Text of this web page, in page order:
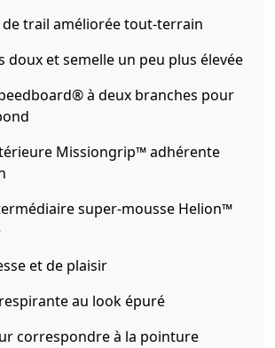
de trail améliorée tout-terrain
doux et semelle un peu plus élevée
à deux branches pour
Missiongrip™ adhérente
super-mousse Helion™
et de plaisir
au look épuré
correspondre à la pointure